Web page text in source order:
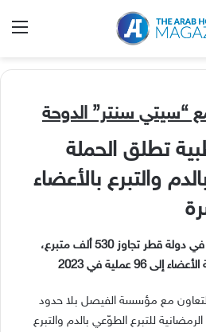
“سيتي سنتر” الدوحة
تطلق الحملة
والتبرع بالأعضاء
قطر تجاوز 530 ألف متبرع،
96 عملية في 2023
مع مؤسسة الفيصل بلا حدود
الرمضانية للتبرع الطوّعي بالدم والتبرع